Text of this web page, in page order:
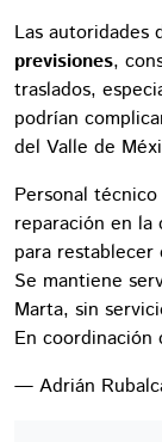
Las autoridades
previsiones,
traslados,
podrían
del Valle de
Personal
reparación en la
para
Se mantiene
Marta, sin
En
— Adrián